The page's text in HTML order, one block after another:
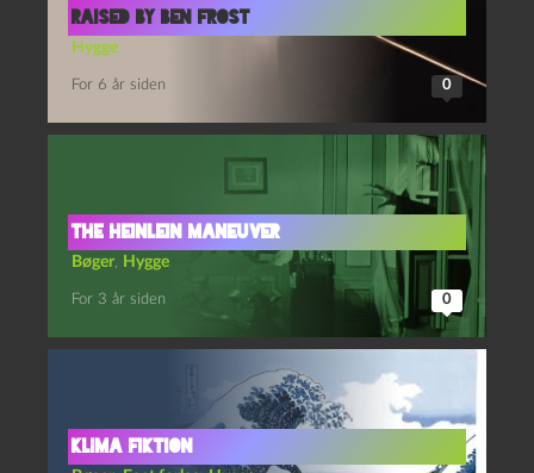
Raised by Ben Frost
Hygge
For 6 år siden 0
The Heinlein maneuver
Bøger, Hygge
For 3 år siden 0
KLIMA FIKTION